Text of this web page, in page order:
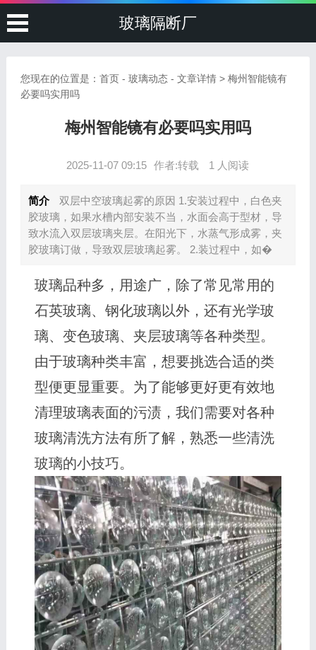
玻璃隔断厂
您现在的位置是： 首页- 玻璃动态- 文章详情 > 梅州智能镜有
必要吗实用吗
梅州智能镜有必要吗实用吗
2025-11-07 09:15 作者:转载 1 人阅读
简介
双层中空玻璃起雾的原因 1.安装过程中，白色夹
胶玻璃，如果水槽内部安装不当，水面会高于型材，导
致水流入双层玻璃夹层。在阳光下，水蒸气形成雾，夹
胶玻璃订做，导致双层玻璃起雾。 2.装过程中，如�
玻璃品种多，用途广，除了常见常用的
石英玻璃、钢化玻璃以外，还有光学玻
璃、变色玻璃、夹层玻璃等各种类型。
由于玻璃种类丰富，想要挑选合适的类
型便更显重要。为了能够更好更有效地
清理玻璃表面的污渍，我们需要对各种
玻璃清洗方法有所了解，熟悉一些清洗
玻璃的小技巧。